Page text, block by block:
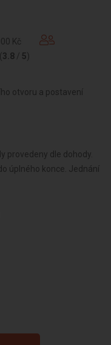
Kč
( 3.8 / 5)
otvoru a postavení
provedeny dle dohody.
úplného konce. Jednání